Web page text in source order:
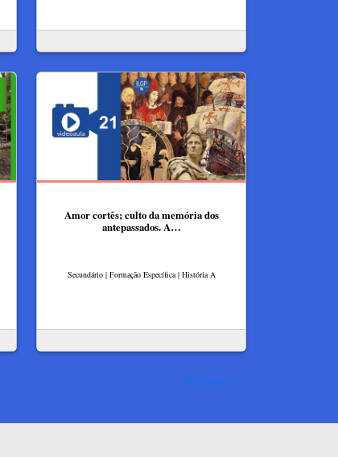
Amor cortês; culto da memória dos
antepassados. A…
Secundário | Formação Específica | História A
Ver mais